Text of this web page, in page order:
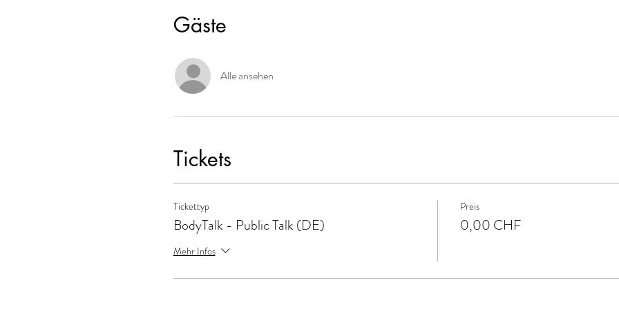
Gäste
Alle ansehen
Tickets
Tickettyp
BodyTalk - Public Talk (DE)
Mehr Infos
Preis
0,00 CHF